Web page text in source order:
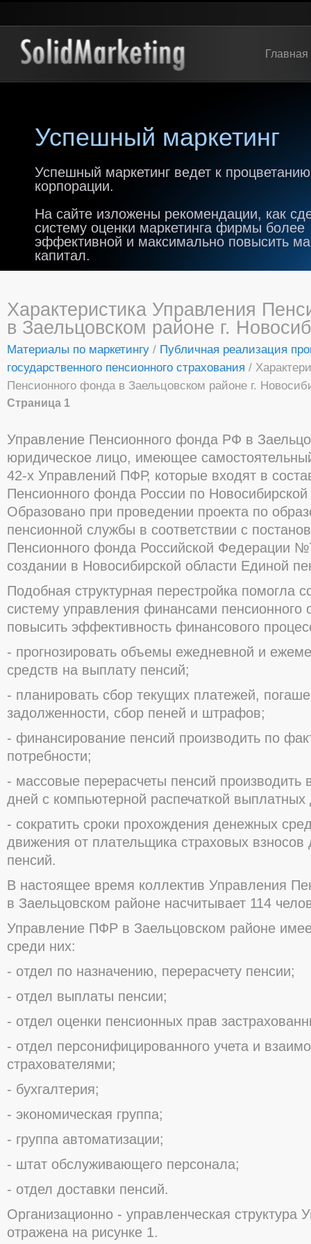
Главная
Успешный маркетинг
Успешный маркетинг ведет к процветанию
корпорации.
На сайте изложены рекомендации, как
систему оценки маркетинга фирмы более
эффективной и максимально повысить
капитал.
Характеристика Управления
в Заельцовском районе г.
Материалы по маркетингу / Публичная реализация
государственного пенсионного страхования /
Пенсионного фонда в Заельцовском районе г.
Страница 1
Управление Пенсионного фонда РФ в
юридическое лицо, имеющее
42-х Управлений ПФР, которые входят в
Пенсионного фонда России по Новосибирской
Образовано при проведении проекта по
пенсионной службы в соответствии с
Пенсионного фонда Российской Федерации
создании в Новосибирской области Единой
Подобная структурная перестройка помогла
систему управления финансами пенсионного
повысить эффективность финансового
- прогнозировать объемы ежедневной и
средств на выплату пенсий;
- планировать сбор текущих платежей,
задолженности, сбор пеней и штрафов;
- финансирование пенсий производить по
потребности;
- массовые перерасчеты пенсий производить
дней с компьютерной распечаткой выплатных
- сократить сроки прохождения денежных
движения от плательщика страховых взносов
пенсий.
В настоящее время коллектив Управления
в Заельцовском районе насчитывает 114
Управление ПФР в Заельцовском районе
среди них:
- отдел по назначению, перерасчету пенсии;
- отдел выплаты пенсии;
- отдел оценки пенсионных прав
- отдел персонифицированного учета и
страхователями;
- бухгалтерия;
- экономическая группа;
- группа автоматизации;
- штат обслуживающего персонала;
- отдел доставки пенсий.
Организационно - управленческая структура
отражена на рисунке 1.